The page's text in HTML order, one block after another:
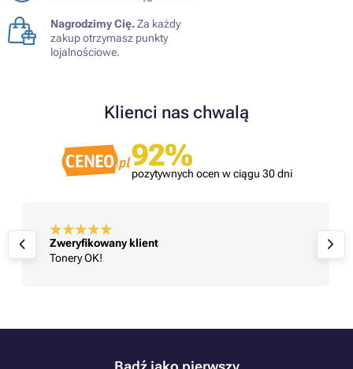
Nagrodzimy Cię.Za każdy
zakup otrzymasz punkty
lojalnościowe.
Klienci nas chwalą
92%
pozytywnych ocen w ciągu 30 dni
Zweryfikowany klient
Tonery OK!